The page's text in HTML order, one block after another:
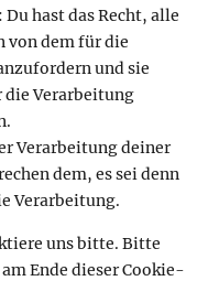
hast das Recht, alle
von dem für die
und sie
die Verarbeitung
Verarbeitung deiner
dem, es sei denn
Verarbeitung.
uns bitte. Bitte
Ende dieser Cookie-